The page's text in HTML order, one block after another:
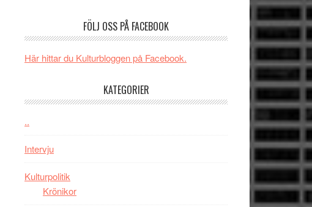
spännande
Chan
storform
synas
Vem
Mauri?
FÖLJ OSS PÅ FACEBOOK
Här hittar du Kulturbloggen på Facebook.
KATEGORIER
..
Intervju
Kulturpolitik
Krönikor